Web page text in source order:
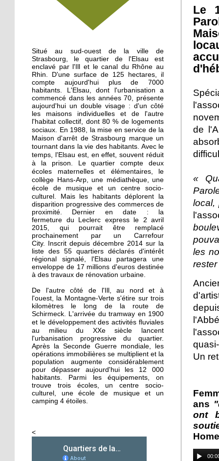
Un Carrefour Contact à
l'Elsau courant automne
A l'Elsau, une balade
haute en couleur
18 septembre 2015
A Emmaüs Montagne-
Verte, le tri s'organise
pour les migrants
18 septembre 2015
La recherche d'emploi
autour d'un café
17 septembre 2015
Notre sélection pour les
Journées du patrimoine
à l'Elsau et la Montagne-
Verte
16 septembre 2015
Un camping adepte du
bon voisinage
15 septembre 2015
Dons records à Emmaüs
en faveur des réfugiés
26 septembre 2014
Des cours de vélo pour
favoriser l'insertion
26 septembre 2014
Femmes de Paroles
Les filles chaussent leurs
crampons
Situé au sud-ouest de la ville de
Strasbourg, le quartier de l'Elsau est
enclavé par l'Ill et le canal du Rhône au
Rhin. D'une surface de 125 hectares, il
compte aujourd'hui plus de 7000
habitants. L'Elsau, dont l'urbanisation a
commencé dans les années 70, présente
aujourd'hui un double visage : d'un côté
les maisons individuelles et de l'autre
l'habitat collectif, dont 80 % de logements
sociaux. En 1988, la mise en service de la
Maison d'arrêt de Strasbourg marque un
tournant dans la vie des habitants. Avec le
temps, l'Elsau est, en effet, souvent réduit
à la prison.
Le quartier comptedeux
écoles maternelles et élémentaires, le
collège Hans-Arp, une médiathèque, une
école de musique et un centre socio-
culturel. Mais les habitants déplorent la
disparition progressive des commerces de
proximité. Dernier en date : la
fermeture du Leclerc express le 2 avril
2015, qui pourrait être remplacé
prochainement par un Carrefour
City. Inscrit depuis décembre 2014 sur la
liste des 55 quartiers déclarés d'intérêt
régional signalé, l'Elsau partagera une
enveloppe de 17 millions d'euros destinée
à des travaux de rénovation urbaine.
De l'autre côté de l'Ill, au nord et à
l'ouest, la Montagne-Verte s'étire sur trois
kilomètres le long de la route de
Schirmeck. L'arrivée du tramway en 1900
et l e développement des activités fluviales
au milieu du XXe siècle
lancent
l'urbanisation progressive du quartier.
Après la Seconde Guerre mondiale, les
opérations immobilières se multiplient et la
population augmente considérablement
pour dépasser aujourd'hui les 12 000
habitants. Parmi les équipements, on
trouve trois écoles, un centre socio-
culturel, une école de musique et un
camping 4 étoiles.
<
Le
de
«
local,
les
Un
ans
ont